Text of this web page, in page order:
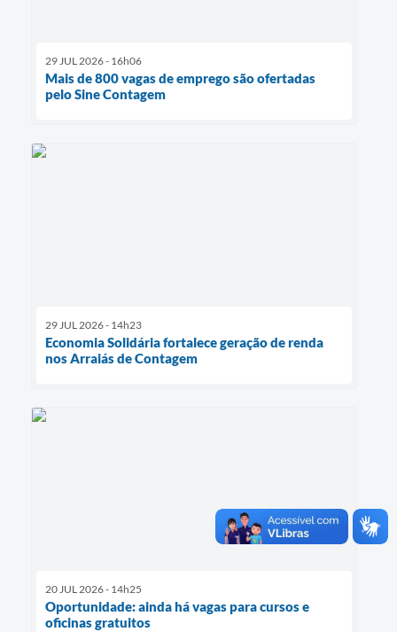
29 JUL 2026 - 16h06
Mais de 800 vagas de emprego são ofertadas
pelo Sine Contagem
29 JUL 2026 - 14h23
Economia Solidária fortalece geração de renda
nos Arraiás de Contagem
20 JUL 2026 - 14h25
Oportunidade: ainda há vagas para cursos e
oficinas gratuitos